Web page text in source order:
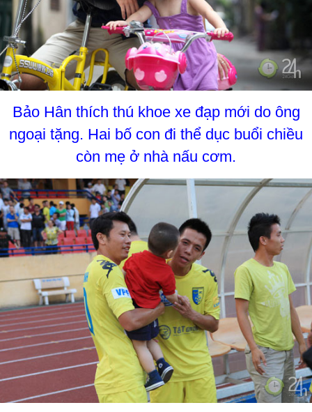
Bảo Hân thích thú khoe xe đạp mới do ông
ngoại tặng. Hai bố con đi thể dục buổi chiều
còn mẹ ở nhà nấu cơm.